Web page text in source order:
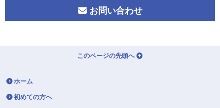
お問い合わせ
このページの先頭へ
ホーム
初めての方へ